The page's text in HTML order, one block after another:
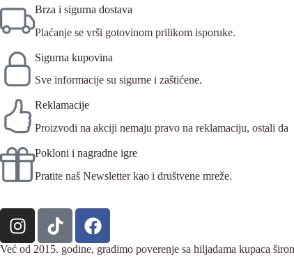
Brza i sigurna dostava
Plaćanje se vrši gotovinom prilikom isporuke.
Sigurna kupovina
Sve informacije su sigurne i zaštićene.
Reklamacije
Proizvodi na akciji nemaju pravo na reklamaciju, ostali da
Pokloni i nagradne igre
Pratite naš Newsletter kao i društvene mreže.
Već od 2015. godine, gradimo poverenje sa hiljadama kupaca